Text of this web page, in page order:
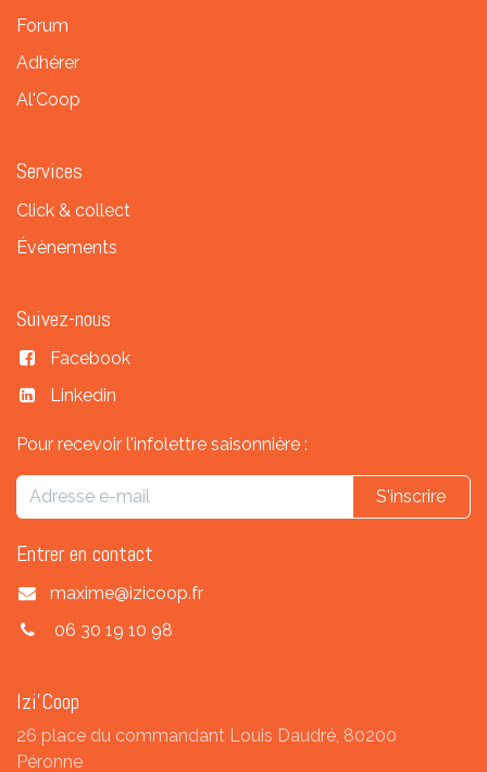
Forum
Adhérer
Al'Coop
Services
Click & collect
Évènements
Suivez-nous
Facebook
Linkedin
Pour recevoir l'infolettre saisonnière :
S'inscrire
Entrer en contact
maxime@izicoop.fr
06 30 19 10 98
Izi'Coop
26 place du commandant Louis Daudré, 80200
Péronne